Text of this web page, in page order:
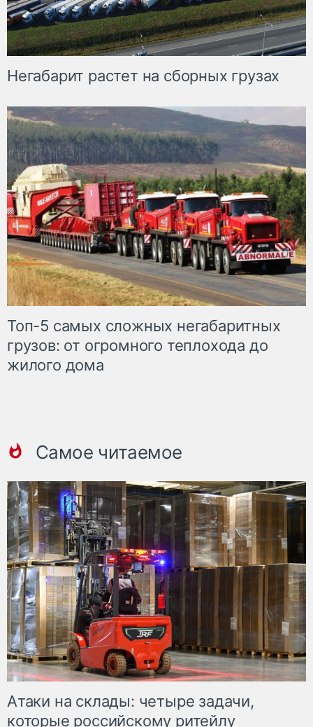
Негабарит растет на сборных грузах
Топ-5 самых сложных негабаритных
грузов: от огромного теплохода до
жилого дома
Самое читаемое
Атаки на склады: четыре задачи,
которые российскому ритейлу